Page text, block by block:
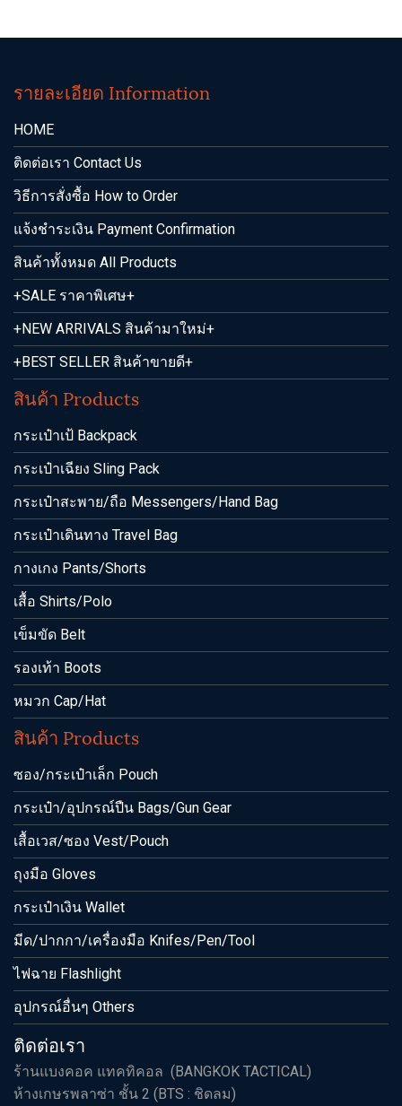
รายละเอียด Information
HOME
ติดต่อเรา Contact Us
วิธีการสั่งซื้อ How to Order
แจ้งชำระเงิน Payment Confirmation
สินค้าทั้งหมด All Products
+SALE ราคาพิเศษ+
+NEW ARRIVALS สินค้ามาใหม่+
+BEST SELLER สินค้าขายดี+
สินค้า Products
กระเป๋าเป้ Backpack
กระเป๋าเฉียง Sling Pack
กระเป๋าสะพาย/ถือ Messengers/Hand Bag
กระเป๋าเดินทาง Travel Bag
กางเกง Pants/Shorts
เสื้อ Shirts/Polo
เข็มขัด Belt
รองเท้า Boots
หมวก Cap/Hat
สินค้า Products
ซอง/กระเป๋าเล็ก Pouch
กระเป๋า/อุปกรณ์ปืน Bags/Gun Gear
เสื้อเวส/ซอง Vest/Pouch
ถุงมือ Gloves
กระเป๋าเงิน Wallet
มีด/ปากกา/เครื่องมือ Knifes/Pen/Tool
ไฟฉาย Flashlight
อุปกรณ์อื่นๆ Others
ติดต่อเรา
ร้านแบงคอค แทคทิคอล (BANGKOK TACTICAL)
ห้างเกษรพลาซ่า ชั้น 2 (BTS : ชิดลม)